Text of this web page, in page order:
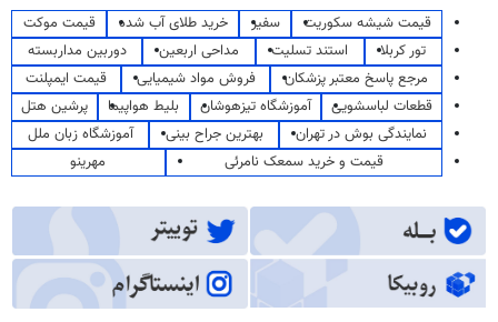
قیمت شیشه سکوریت سفیر خرید طلای آب شده
قیمت موکت
تور کربلا
استند تسلیت مداحی اربعین
دوربین مداربسته
مرجع پاسخ معتبر پزشکان
فروش مواد شیمیایی
قیمت ایمپلنت
قطعات لباسشویی
آموزشگاه تیزهوشان بلیط هواپیما
پرشین هتل
نمایندگی بوش در تهران
بهترین جراح بینی
آموزشگاه زبان ملل
قیمت و خرید سمعک نامرئی
مهرینو